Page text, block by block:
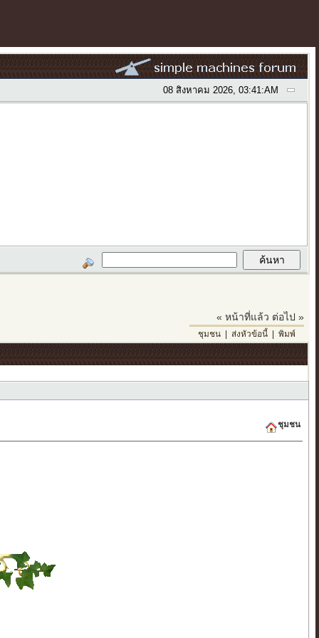
08 สิงหาคม 2026, 03:41:AM
« หน้าที่แล้ว ต่อไป »
ชุมชน| ส่งหัวข้อนี้| พิมพ์
ชุมชน